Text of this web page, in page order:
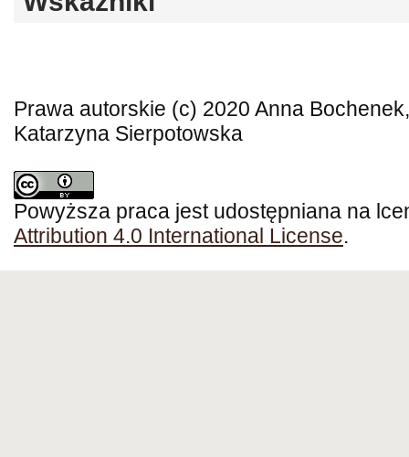
Prawa autorskie (c) 2020 Anna
Katarzyna Sierpotowska
Powyższa praca jest udostępniana na
Attribution 4.0 International License.